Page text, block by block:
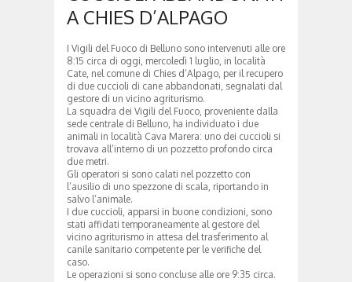
A CHIES D’ALPAGO
I Vigili del Fuoco di Belluno sono intervenuti alle ore
8:15 circa di oggi, mercoledì 1 luglio, in località
Cate, nel comune di Chies d’Alpago, per il recupero
di due cuccioli di cane abbandonati, segnalati dal
gestore di un vicino agriturismo.
La squadra dei Vigili del Fuoco, proveniente dalla
sede centrale di Belluno, ha individuato i due
animali in località Cava Marera: uno dei cuccioli si
trovava all’interno di un pozzetto profondo circa
due metri.
Gli operatori si sono calati nel pozzetto con
l’ausilio di uno spezzone di scala, riportando in
salvo l’animale.
I due cuccioli, apparsi in buone condizioni, sono
stati affidati temporaneamente al gestore del
vicino agriturismo in attesa del trasferimento al
canile sanitario competente per le verifiche del
caso.
Le operazioni si sono concluse alle ore 9:35 circa.